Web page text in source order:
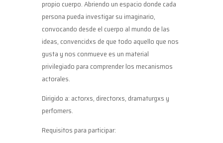
propio cuerpo. Abriendo un espacio donde cada
persona pueda investigar su imaginario,
convocando desde el cuerpo al mundo de las
ideas, convencidxs de que todo aquello que nos
gusta y nos conmueve es un material
privilegiado para comprender los mecanismos
actorales.
Dirigido a: actorxs, directorxs, dramaturgxs y
perfomers.
Requisitos para participar: